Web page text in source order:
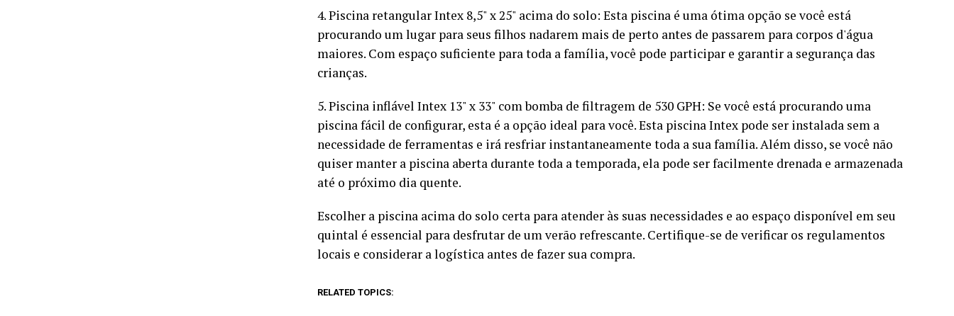
4. Piscina retangular Intex 8,5" x 25" acima do solo: Esta piscina é uma ótima opção se você está
procurando um lugar para seus filhos nadarem mais de perto antes de passarem para corpos d'água
maiores. Com espaço suficiente para toda a família, você pode participar e garantir a segurança das
crianças.
5. Piscina inflável Intex 13" x 33" com bomba de filtragem de 530 GPH: Se você está procurando uma
piscina fácil de configurar, esta é a opção ideal para você. Esta piscina Intex pode ser instalada sem a
necessidade de ferramentas e irá resfriar instantaneamente toda a sua família. Além disso, se você não
quiser manter a piscina aberta durante toda a temporada, ela pode ser facilmente drenada e armazenada
até o próximo dia quente.
Escolher a piscina acima do solo certa para atender às suas necessidades e ao espaço disponível em seu
quintal é essencial para desfrutar de um verão refrescante. Certifique-se de verificar os regulamentos
locais e considerar a logística antes de fazer sua compra.
RELATED TOPICS: